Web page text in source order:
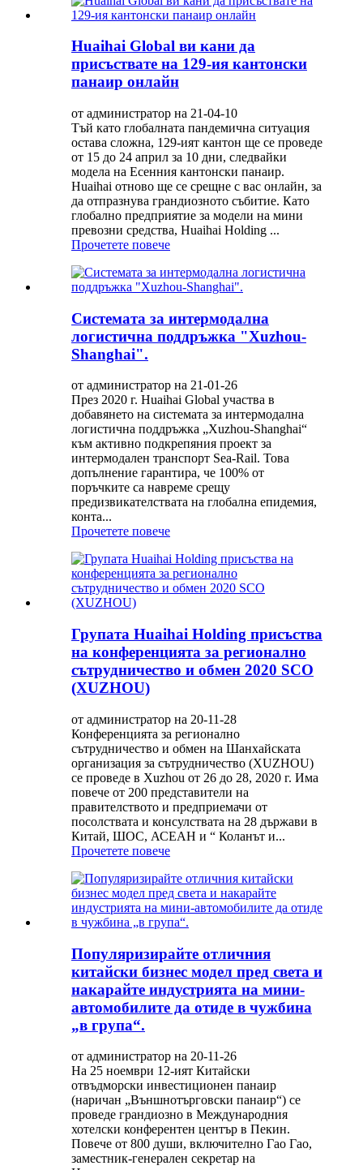
Huaihai Global ви кани да
присъствате на 129-ия кантонски
панаир онлайн
от администратор на 21-04-10
Тъй като глобалната пандемична ситуация
остава сложна, 129-ият кантон ще се проведе
от 15 до 24 април за 10 дни, следвайки
модела на Есенния кантонски панаир.
Huaihai отново ще се срещне с вас онлайн, за
да отпразнува грандиозното събитие. Като
глобално предприятие за модели на мини
превозни средства, Huaihai Holding ...
Прочетете повече
Системата за интермодална
логистична поддръжка "Xuzhou-
Shanghai".
от администратор на 21-01-26
През 2020 г. Huaihai Global участва в
добавянето на системата за интермодална
логистична поддръжка „Xuzhou-Shanghai“
към активно подкрепяния проект за
интермодален транспорт Sea-Rail. Това
допълнение гарантира, че 100% от
поръчките са навреме срещу
предизвикателствата на глобална епидемия,
конта...
Прочетете повече
Групата Huaihai Holding присъства
на конференцията за регионално
сътрудничество и обмен 2020 SCO
(XUZHOU)
от администратор на 20-11-28
Конференцията за регионално
сътрудничество и обмен на Шанхайската
организация за сътрудничество (XUZHOU)
се проведе в Xuzhou от 26 до 28, 2020 г. Има
повече от 200 представители на
правителството и предприемачи от
посолствата и консулствата на 28 държави в
Китай, ШОС, АСЕАН и “ Коланът и...
Прочетете повече
Популяризирайте отличния
китайски бизнес модел пред света и
накарайте индустрията на мини-
автомобилите да отиде в чужбина
„в група“.
от администратор на 20-11-26
На 25 ноември 12-ият Китайски
отвъдморски инвестиционен панаир
(наричан „Външнотърговски панаир“) се
проведе грандиозно в Международния
хотелски конферентен център в Пекин.
Повече от 800 души, включително Гао Гао,
заместник-генерален секретар на